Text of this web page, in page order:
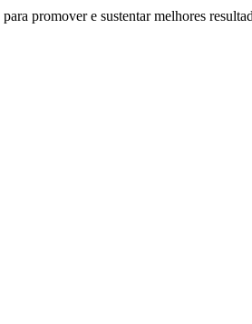
promover e sustentar melhores